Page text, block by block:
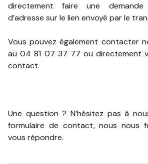
directement faire une
d’adresse sur le lien envoyé par le
Vous pouvez également contacter
au 04 81 07 37 77 ou directement
contact.
Une question ? N’hésitez pas à
formulaire de contact, nous nous
vous répondre.